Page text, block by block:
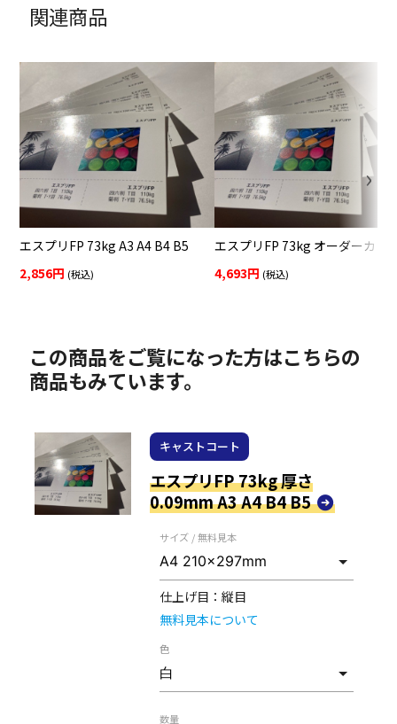
関連商品
エスプリFP 73kg A3 A4 B4 B5
2,856円 (税込)
エスプリFP 73kg オーダーカッ
4,693円 (税込)
この商品をご覧になった方はこちらの
商品もみています。
キャストコート
エスプリFP 73kg 厚さ
0.09mm A3 A4 B4 B5
サイズ / 無料見本
仕上げ目： 縦目
無料見本について
色
数量